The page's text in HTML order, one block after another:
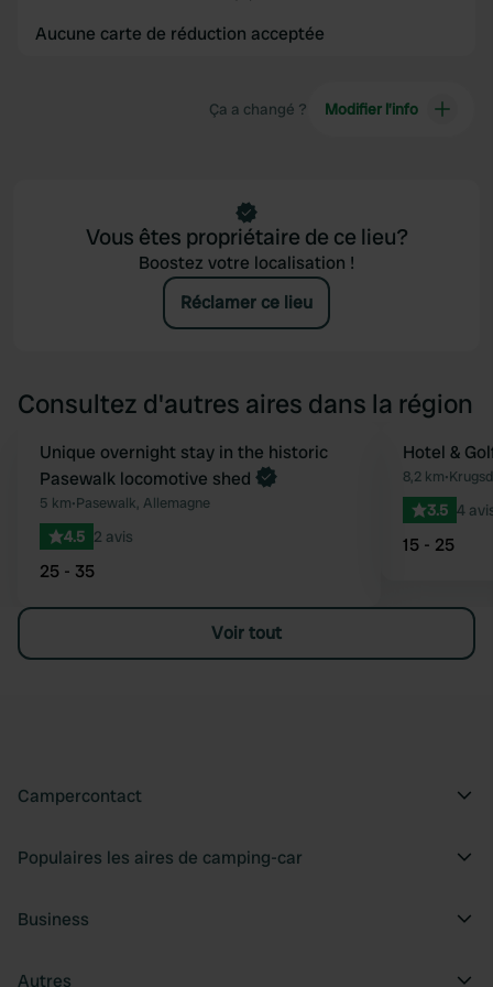
Aucune carte de réduction acceptée
Ça a changé ? Modifier l’info
Vous êtes propriétaire de ce lieu?
Boostez votre localisation !
Réclamer ce lieu
Consultez d'autres aires dans la région
Préféré
Reserve maintenant
Unique overnight stay in the historic
Pasewalk locomotive shed
5 km•Pasewalk, Allemagne
4.5 2 avis
25 - 35
Hotel &
8,2 km•
3.5 4
15 - 25
Voir tout
Campercontact
Populaires les aires de camping-car
Business
Autres